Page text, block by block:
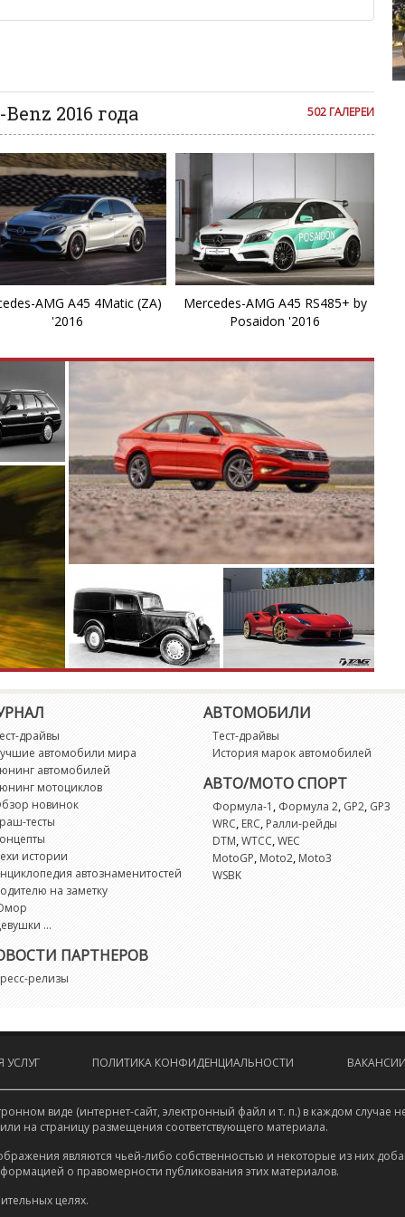
502 ГАЛЕРЕИ
2016 года
AMG A45 4Matic (ZA)
'2016
Mercedes-AMG A45 RS485+ by
Posaidon '2016
драйвы
автомобили мира
автомобилей
мотоциклов
новинок
тесты
истории
автознаменитостей
на заметку
...
ПАРТНЕРОВ
релизы
АВТОМОБИЛИ
Тест-драйвы
История марок автомобилей
АВТО/МОТО СПОРТ
Формула-1 , Формула 2, GP2, GP3
WRC,ERC,Ралли-рейды
DTM,WTCC,WEC
MotoGP,Moto2,Moto3
WSBK
УСЛУГ ПОЛИТИКА КОНФИДЕНЦИАЛЬНОСТИ ВАКАНСИИ
виде (интернет-сайт, электронный файл и т. п.) в каждом случае
на страницу размещения соответствующего материала.
являются чьей-либо собственностью и некоторые из них
о правомерности публикования этих материалов.
целях.